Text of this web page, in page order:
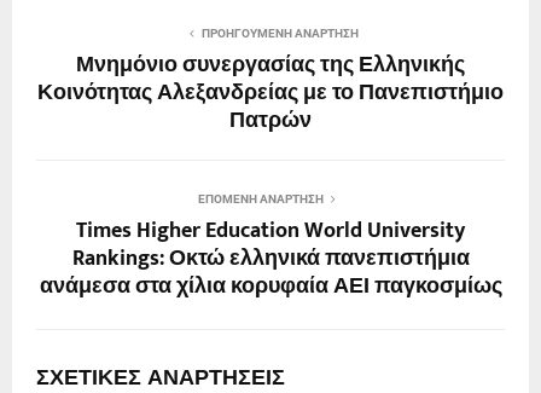
ΠΡΟΗΓΟΎΜΕΝΗ ΑΝΆΡΤΗΣΗ
Μνημόνιο συνεργασίας της Ελληνικής
Κοινότητας Αλεξανδρείας με το Πανεπιστήμιο
Πατρών
ΕΠΌΜΕΝΗ ΑΝΆΡΤΗΣΗ
Times Higher Education World University
Rankings: Οκτώ ελληνικά πανεπιστήμια
ανάμεσα στα χίλια κορυφαία ΑΕΙ παγκοσμίως
ΣΧΕΤΙΚΈΣ ΑΝΑΡΤΉΣΕΙΣ